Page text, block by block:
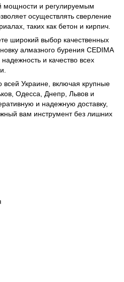
мощности и регулируемым
осуществлять сверление
таких как бетон и кирпич.
широкий выбор качественных
алмазного бурения CEDIMA
и качество всех
всей Украине, включая крупные
Одесса, Днепр, Львов и
и надежную доставку,
вам инструмент без лишних